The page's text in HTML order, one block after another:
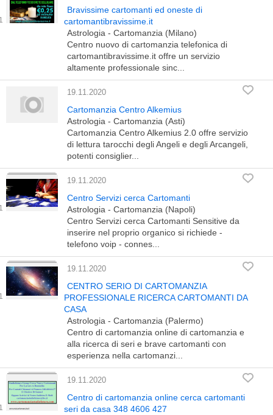
Bravissime cartomanti ed oneste di
cartomantibravissime.it
Astrologia - Cartomanzia (Milano)
Centro nuovo di cartomanzia telefonica di
cartomantibravissime.it offre un servizio
altamente professionale sinc...
19.11.2020
Cartomanzia Centro Alkemius
Astrologia - Cartomanzia (Asti)
Cartomanzia Centro Alkemius 2.0 offre servizio
di lettura tarocchi degli Angeli e degli Arcangeli,
potenti consiglier...
19.11.2020
Centro Servizi cerca Cartomanti
Astrologia - Cartomanzia (Napoli)
Centro Servizi cerca Cartomanti Sensitive da
inserire nel proprio organico si richiede -
telefono voip - connes...
19.11.2020
CENTRO SERIO DI CARTOMANZIA
PROFESSIONALE RICERCA CARTOMANTI DA
CASA
Astrologia - Cartomanzia (Palermo)
Centro di cartomanzia online di cartomanzia e
alla ricerca di seri e brave cartomanti con
esperienza nella cartomanzi...
19.11.2020
Centro di cartomanzia online cerca cartomanti
seri da casa 348 4606 427